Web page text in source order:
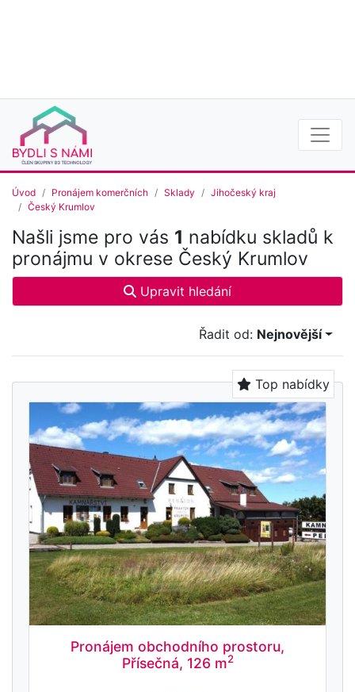
Úvod Pronájem komerčních Sklady
Jihočeský kraj
Český Krumlov
Našli jsme pro vás 1 nabídku skladů k
pronájmu v okrese Český Krumlov
Upravit hledání
Řadit od: Nejnovější
Top nabídky
Pronájem obchodního prostoru,
Přísečná, 126 m2